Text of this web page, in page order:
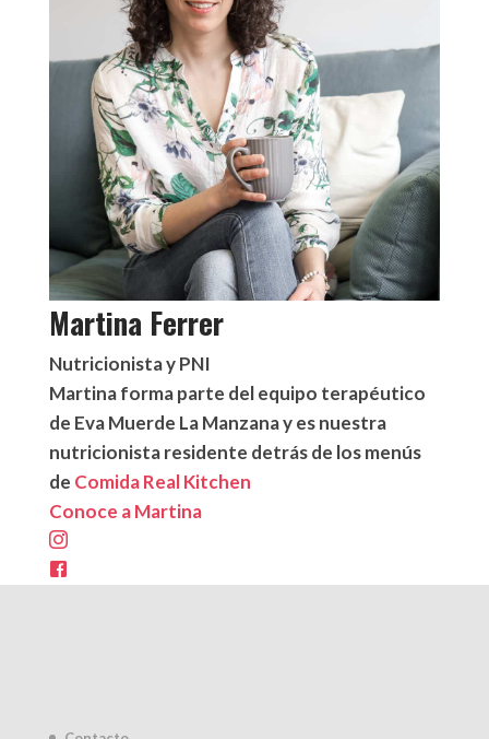
Martina Ferrer
Nutricionista y PNI
Martina forma parte del equipo terapéutico
de Eva Muerde La Manzana y es nuestra
nutricionista residente detrás de los menús
de Comida Real Kitchen
Conoce a Martina